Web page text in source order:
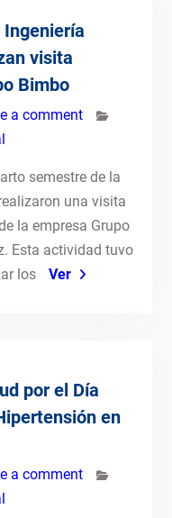
visita
Bimbo
a comment
semestre de la
una visita
la empresa Grupo
Esta actividad tuvo
los
Ver
por el Día
en
a comment